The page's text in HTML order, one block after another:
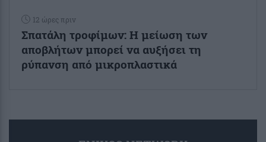
12 ώρες πριν
Σπατάλη τροφίμων: Η μείωση των
αποβλήτων μπορεί να αυξήσει τη
ρύπανση από μικροπλαστικά